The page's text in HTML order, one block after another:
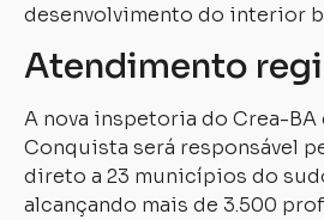
desenvolvimento do interior
Atendimento
A nova inspetoria do Crea-BA
Conquista será responsável
direto a 23 municípios do
alcançando mais de 3.500